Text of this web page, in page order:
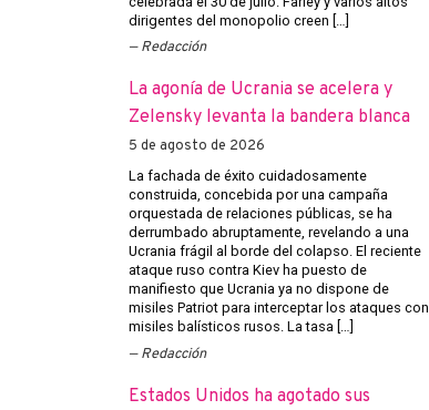
dirigentes del monopolio creen […]
Redacción
La agonía de Ucrania se acelera y
Zelensky levanta la bandera blanca
5 de agosto de 2026
La fachada de éxito cuidadosamente
construida, concebida por una campaña
orquestada de relaciones públicas, se ha
derrumbado abruptamente, revelando a una
Ucrania frágil al borde del colapso. El reciente
ataque ruso contra Kiev ha puesto de
manifiesto que Ucrania ya no dispone de
misiles Patriot para interceptar los ataques con
misiles balísticos rusos. La tasa […]
Redacción
Estados Unidos ha agotado sus